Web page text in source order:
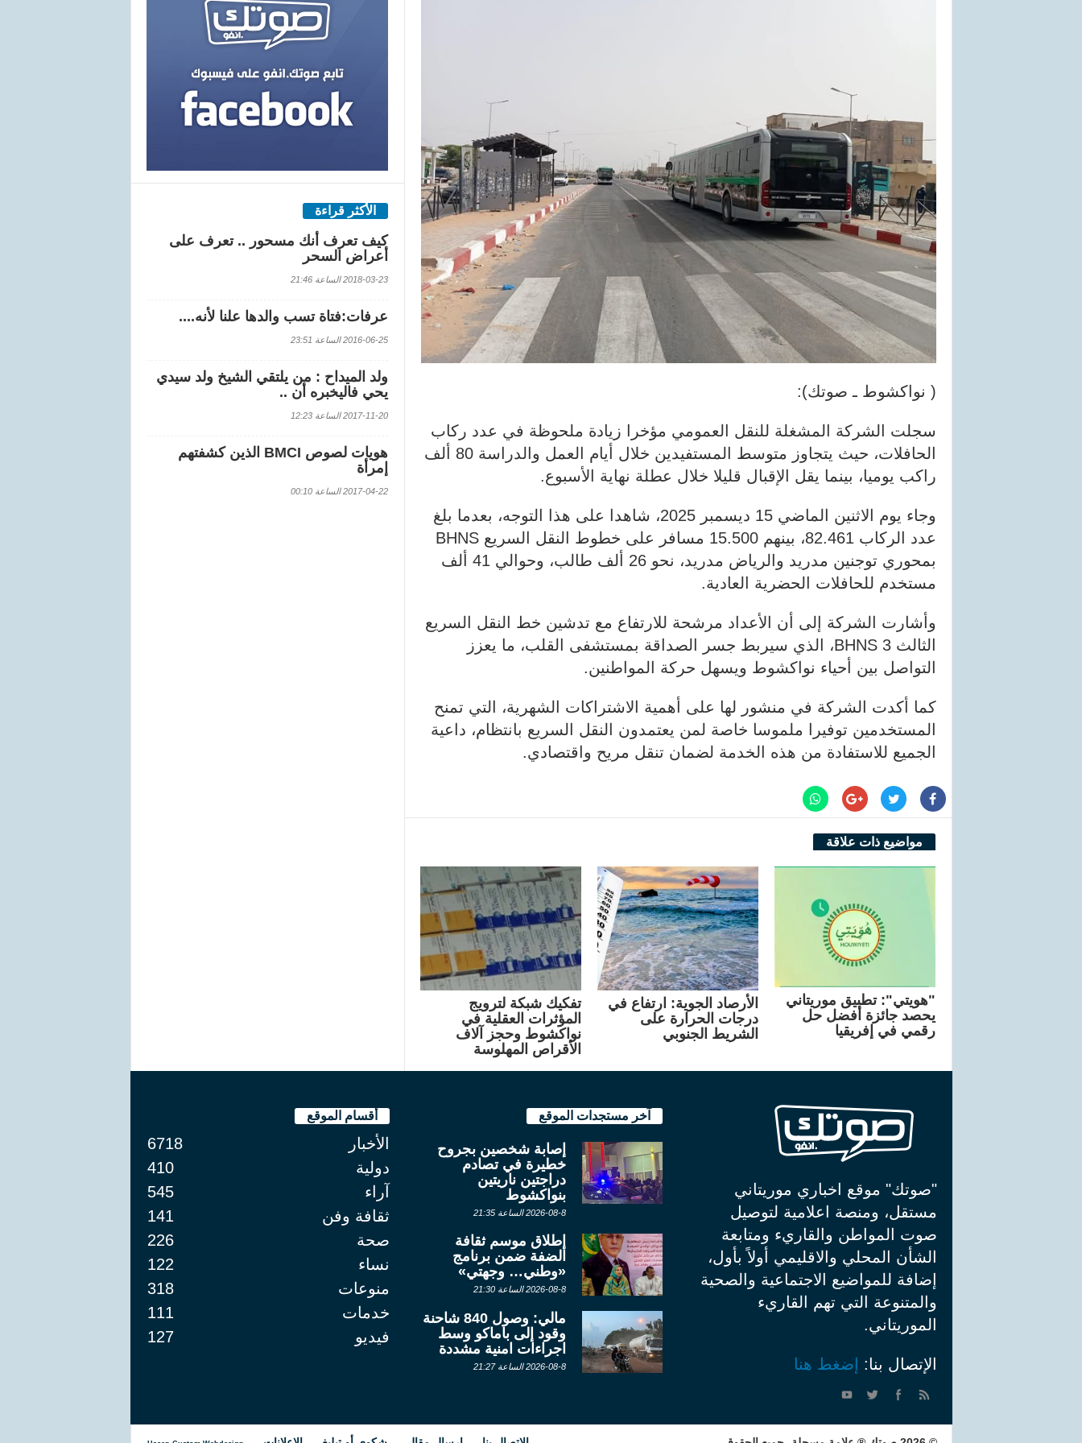
( نواكشوط ـ صوتك):
سجلت الشركة المشغلة للنقل العمومي مؤخرا زيادة ملحوظة في عدد ركاب
الحافلات، حيث يتجاوز متوسط المستفيدين خلال أيام العمل والدراسة 80 ألف
راكب يوميا، بينما يقل الإقبال قليلا خلال عطلة نهاية الأسبوع.
وجاء يوم الاثنين الماضي 15 ديسمبر 2025، شاهدا على هذا التوجه، بعدما بلغ
عدد الركاب 82.461، بينهم 15.500 مسافر على خطوط النقل السريع BHNS
بمحوري توجنين مدريد والرياض مدريد، نحو 26 ألف طالب، وحوالي 41 ألف
مستخدم للحافلات الحضرية العادية.
وأشارت الشركة إلى أن الأعداد مرشحة للارتفاع مع تدشين خط النقل السريع
الثالث BHNS 3، الذي سيربط جسر الصداقة بمستشفى القلب، ما يعزز
التواصل بين أحياء نواكشوط ويسهل حركة المواطنين.
كما أكدت الشركة في منشور لها على أهمية الاشتراكات الشهرية، التي تمنح
المستخدمين توفيرا ملموسا خاصة لمن يعتمدون النقل السريع بانتظام، داعية
الجميع للاستفادة من هذه الخدمة لضمان تنقل مريح واقتصادي.
مواضيع ذات علاقة
"هويتي": تطبيق موريتاني
يحصد جائزة أفضل حل
رقمي في إفريقيا
الأرصاد الجوية: ارتفاع في
درجات الحرارة على
الشريط الجنوبي
تفكيك شبكة لترويج
المؤثرات العقلية في
نواكشوط وحجز آلاف
الأقراص المهلوسة
الأكثر قراءة
كيف تعرف أنك مسحور .. تعرف على
أعراض السحر
2018-03-23 الساعة 21:46
عرفات:فتاة تسب والدها علنا لأنه....
2016-06-25 الساعة 23:51
ولد الميداح : من يلتقي الشيخ ولد سيدي
يحي فاليخبره أن ..
2017-11-20 الساعة 12:23
هويات لصوص BMCI الذين كشفتهم
إمرأة
2017-04-22 الساعة 00:10
"صوتك" موقع اخباري موريتاني
مستقل، ومنصة اعلامية لتوصيل
صوت المواطن والقاريء ومتابعة
الشأن المحلي والاقليمي أولاً بأول،
إضافة للمواضيع الاجتماعية والصحية
والمتنوعة التي تهم القاريء
الموريتاني.
الإتصال بنا: إضغط هنا
آخر مستجدات الموقع
إصابة شخصين بجروح
خطيرة في تصادم
دراجتين ناريتين
بنواكشوط
2026-08-8 الساعة 21:35
إطلاق موسم ثقافة
الضفة ضمن برنامج
«وطني… وجهتي»
2026-08-8 الساعة 21:30
مالي: وصول 840 شاحنة
وقود إلى باماكو وسط
اجراءات امنية مشددة
2026-08-8 الساعة 21:27
أقسام الموقع
الأخبار
6718
دولية
410
آراء
545
ثقافة وفن
141
صحة
226
نساء
122
منوعات
318
خدمات
111
فيديو
127